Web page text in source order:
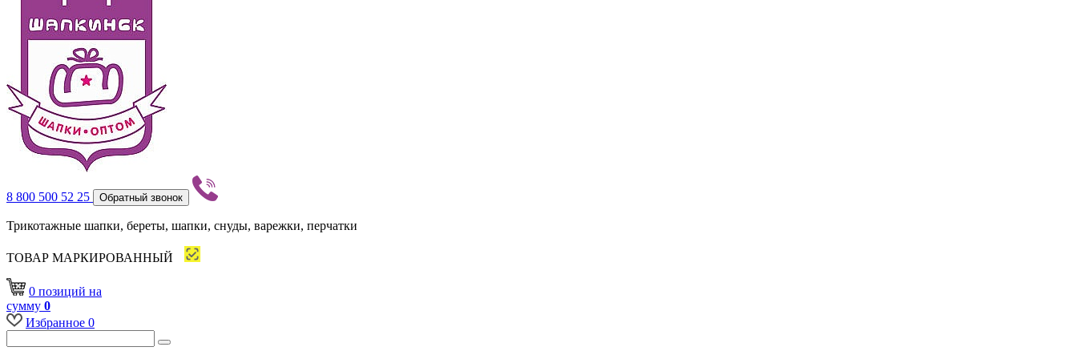
8 800 500 52 25 Обратный звонок
Трикотажные шапки, береты, шапки, снуды, варежки, перчатки
ТОВАР МАРКИРОВАННЫЙ
0 позиций на
сумму 0
Избранное 0